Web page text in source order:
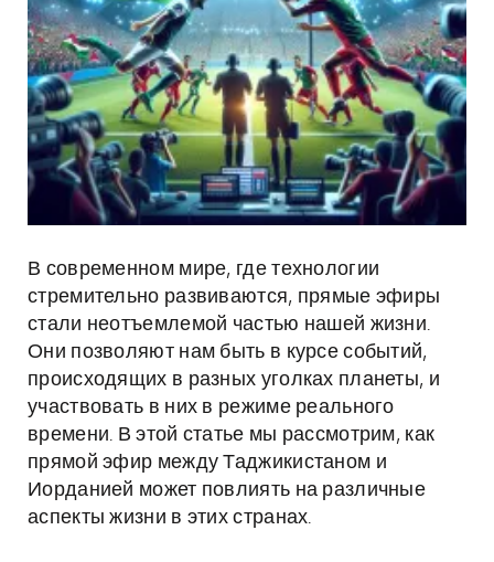
В современном мире, где технологии
стремительно развиваются, прямые эфиры
стали неотъемлемой частью нашей жизни.
Они позволяют нам быть в курсе событий,
происходящих в разных уголках планеты, и
участвовать в них в режиме реального
времени. В этой статье мы рассмотрим, как
прямой эфир между Таджикистаном и
Иорданией может повлиять на различные
аспекты жизни в этих странах.